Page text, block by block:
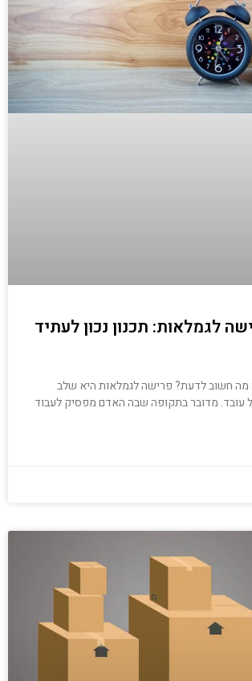
לגמלאות: תכנון נכון לעתיד
מה חשוב לדעת? פרישה לגמלאות היא שלב
עובד. מדובר בתקופה שבה האדם מפסיק לעבוד